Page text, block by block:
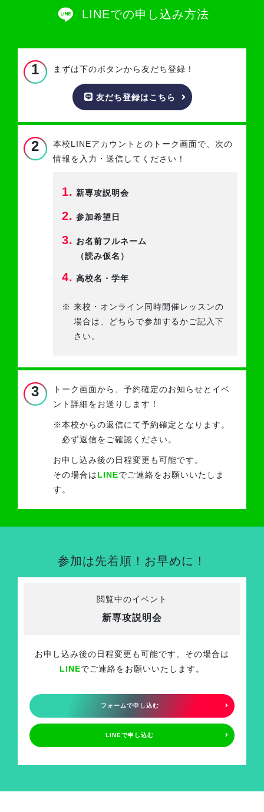
LINEでの申し込み方法
1 まずは下のボタンから友だち登録！
友だち登録はこちら
2 本校LINEアカウントとのトーク画面で、 次の
情報を入力・送信してください！
1. 新専攻説明会
2. 参加希望日
3. お名前フルネーム
（読み仮名）
4. 高校名・学年
※ 来校・オンライン同時開催レッスンの
場合は、どちらで参加するかご記入下
さい。
3 トーク画面から、予約確定のお知らせと イベ
ント詳細をお送りします！
※本校からの返信にて予約確定となります。
必ず返信をご確認ください。
お申し込み後の日程変更も可能です。
その場合はLINEでご連絡をお願いいたしま
す。
参加は先着順！お早めに！
閲覧中のイベント
新専攻説明会
お申し込み後の日程変更も可能です。その場合は
LINEでご連絡をお願いいたします。
フォームで申し込む
LINEで申し込む